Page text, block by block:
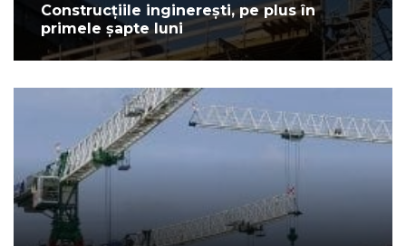
Construcțiile inginerești, pe plus în
primele șapte luni